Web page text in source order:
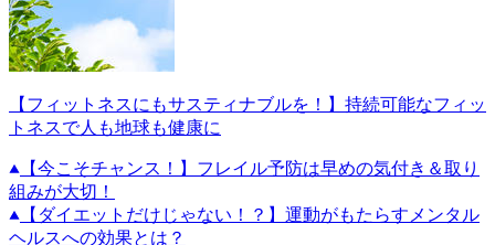
【フィットネスにもサスティナブルを！】持続可能なフィッ
トネスで人も地球も健康に
【今こそチャンス！】フレイル予防は早めの気付き＆取り
組みが大切！
【ダイエットだけじゃない！？】運動がもたらすメンタル
ヘルスへの効果とは？